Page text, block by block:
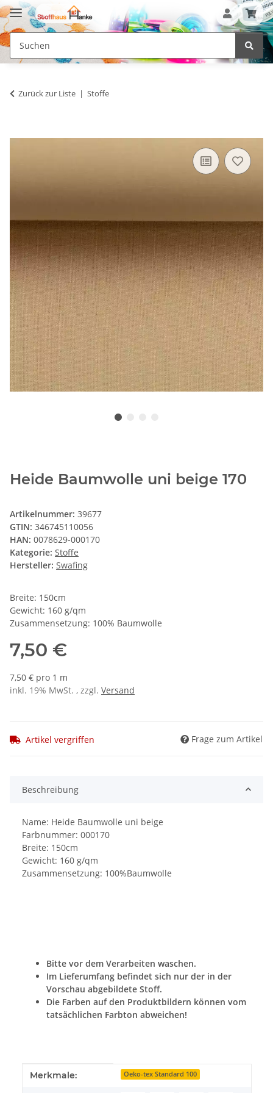
Zurück zur Liste Stoffe
Heide Baumwolle uni beige 170
Artikelnummer: 39677
GTIN: 346745110056
HAN: 0078629-000170
Kategorie: Stoffe
Hersteller: Swafing
Breite: 150cm
Gewicht: 160 g/qm
Zusammensetzung: 100% Baumwolle
7,50 €
7,50 € pro 1 m
inkl. 19% MwSt. , zzgl. Versand
Artikel vergriffen Frage zum Artikel
Beschreibung
Name: Heide Baumwolle uni beige
Farbnummer: 000170
Breite: 150cm
Gewicht: 160 g/qm
Zusammensetzung: 100%Baumwolle
Bitte vor dem Verarbeiten waschen.
Im Lieferumfang befindet sich nur der in der
Vorschau abgebildete Stoff.
Die Farben auf den Produktbildern können vom
tatsächlichen Farbton abweichen!
Produkteigenschaft
Wert
Merkmale: Oeko-tex Standard 100